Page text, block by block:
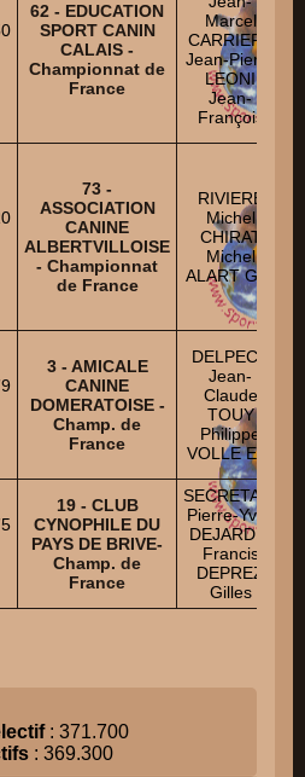
62 - EDUCATION
SPORT CANIN
CALAIS -
Championnat de
France
Marcel
CARRIERE
Jean-Pierre
LEONI
Jean-
François
73 -
ASSOCIATION
CANINE
ALBERTVILLOISE
- Championnat
de France
RIVIERE
Michel
CHIRAT
Michel
ALART Guy
3 - AMICALE
CANINE
DOMERATOISE -
Champ. de
France
DELPECH
Jean-
Claude
TOUY
Philippe
VOLLE Eric
19 - CLUB
CYNOPHILE DU
PAYS DE BRIVE-
Champ. de
France
SECRETAIN
Pierre-Yves
DEJARDIN
Francis
DEPREZ
Gilles
: 371.700
: 369.300